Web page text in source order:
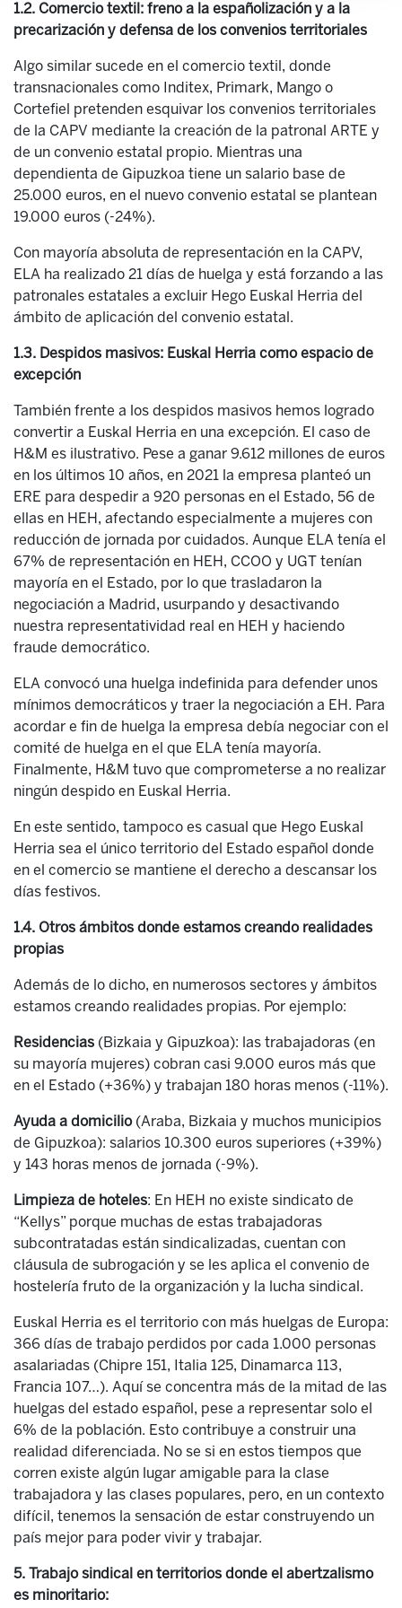
1.2. Comercio textil: freno a la españolización y a la
precarización y defensa de los convenios territoriales
Algo similar sucede en el comercio textil, donde
transnacionales como Inditex, Primark, Mango o
Cortefiel pretenden esquivar los convenios territoriales
de la CAPV mediante la creación de la patronal ARTE y
de un convenio estatal propio. Mientras una
dependienta de Gipuzkoa tiene un salario base de
25.000 euros, en el nuevo convenio estatal se plantean
19.000 euros (-24%).
Con mayoría absoluta de representación en la CAPV,
ELA ha realizado 21 días de huelga y está forzando a las
patronales estatales a excluir Hego Euskal Herria del
ámbito de aplicación del convenio estatal.
1.3. Despidos masivos: Euskal Herria como espacio de
excepción
También frente a los despidos masivos hemos logrado
convertir a Euskal Herria en una excepción. El caso de
H&M es ilustrativo. Pese a ganar 9.612 millones de euros
en los últimos 10 años, en 2021 la empresa planteó un
ERE para despedir a 920 personas en el Estado, 56 de
ellas en HEH, afectando especialmente a mujeres con
reducción de jornada por cuidados. Aunque ELA tenía el
67% de representación en HEH, CCOO y UGT tenían
mayoría en el Estado, por lo que trasladaron la
negociación a Madrid, usurpando y desactivando
nuestra representatividad real en HEH y haciendo
fraude democrático.
ELA convocó una huelga indefinida para defender unos
mínimos democráticos y traer la negociación a EH. Para
acordar e fin de huelga la empresa debía negociar con el
comité de huelga en el que ELA tenía mayoría.
Finalmente, H&M tuvo que comprometerse a no realizar
ningún despido en Euskal Herria.
En este sentido, tampoco es casual que Hego Euskal
Herria sea el único territorio del Estado español donde
en el comercio se mantiene el derecho a descansar los
días festivos.
1.4. Otros ámbitos donde estamos creando realidades
propias
Además de lo dicho, en numerosos sectores y ámbitos
estamos creando realidades propias. Por ejemplo:
Residencias (Bizkaia y Gipuzkoa): las trabajadoras (en
su mayoría mujeres) cobran casi 9.000 euros más que
en el Estado (+36%) y trabajan 180 horas menos (-11%).
Ayuda a domicilio(Araba, Bizkaia y muchos municipios
de Gipuzkoa): salarios 10.300 euros superiores (+39%)
y 143 horas menos de jornada (-9%).
Limpieza de hoteles: En HEH no existe sindicato de
“Kellys” porque muchas de estas trabajadoras
subcontratadas están sindicalizadas, cuentan con
cláusula de subrogación y se les aplica el convenio de
hostelería fruto de la organización y la lucha sindical.
Euskal Herria es el territorio con más huelgas de Europa:
366 días de trabajo perdidos por cada 1.000 personas
asalariadas (Chipre 151, Italia 125, Dinamarca 113,
Francia 107…). Aquí se concentra más de la mitad de las
huelgas del estado español, pese a representar solo el
6% de la población. Esto contribuye a construir una
realidad diferenciada. No se si en estos tiempos que
corren existe algún lugar amigable para la clase
trabajadora y las clases populares, pero, en un contexto
difícil, tenemos la sensación de estar construyendo un
país mejor para poder vivir y trabajar.
5. Trabajo sindical en territorios donde el abertzalismo
es minoritario: